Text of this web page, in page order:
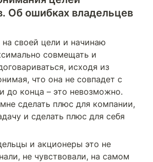
Об ошибках владельцев
своей цели и начинаю
совмещать и
исходя из
что она не совпадет с
до конца – это невозможно.
сделать плюс для компании,
и сделать плюс для себя
и акционеры это не
не чувствовали, на самом